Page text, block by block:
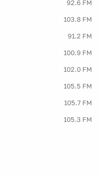
92.6 FM
103.8 FM
91.2 FM
100.9 FM
102.0 FM
105.5 FM
105.7 FM
105.3 FM